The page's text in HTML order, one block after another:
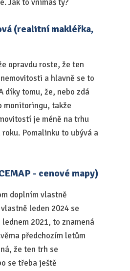
Jak to vnímáš ty?
(realitní makléřka,
opravdu roste, že ten
a hlavně se to
díky tomu, že, nebo zdá
monitoringu, takže
je méně na trhu
Pomalinku to ubývá a
- cenové mapy)
doplním vlastně
leden 2024 se
2021, to znamená
předchozím letům
že ten trh se
se třeba ještě